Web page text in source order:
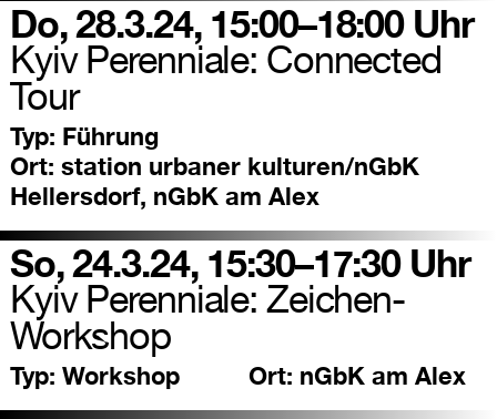
Do, 28.3.24, 15:00–18:00 Uhr
Kyiv Perenniale: Connected
Tour
Typ: Führung
Ort: station urbaner kulturen/nGbK
Hellersdorf, nGbK am Alex
So, 24.3.24, 15:30–17:30 Uhr
Kyiv Perenniale: Zeichen-
Workshop
Typ: Workshop Ort: nGbK am Alex